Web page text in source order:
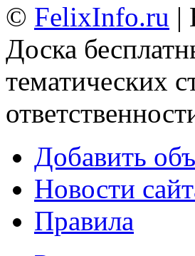
© FelixInfo.ru |
Доска
тематических
Добавить
Новости
Правила